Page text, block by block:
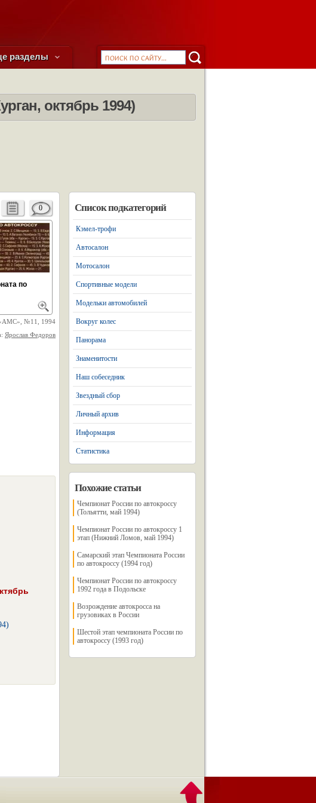
разделы
октябрь 1994)
0
по
№11, 1994
Ярослав Федоров
Список подкатегорий
Кэмел-трофи
Автосалон
Мотосалон
Спортивные модели
Модельки автомобилей
Вокруг колес
Панорама
Знаменитости
Наш собеседник
Звездный сбор
Личный архив
Информация
Статистика
Похожие статьи
Чемпионат России по автокроссу
(Тольятти, май 1994)
Чемпионат России по автокроссу 1
этап (Нижний Ломов, май 1994)
Самарский этап Чемпионата России
по автокроссу (1994 год)
Чемпионат России по автокроссу
1992 года в Подольске
Возрождение автокросса на
грузовиках в России
Шестой этап чемпионата России по
автокроссу (1993 год)